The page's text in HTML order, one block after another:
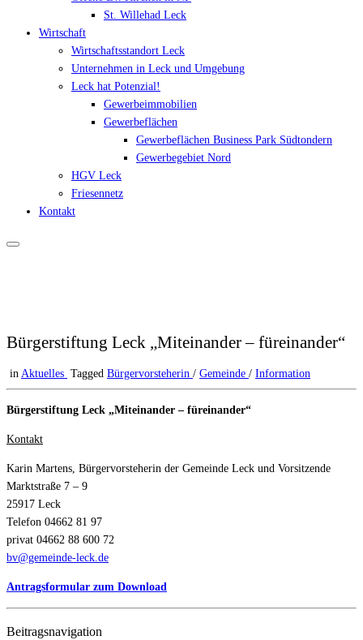
St. Willehad Leck
Wirtschaft
Wirtschaftsstandort Leck
Unternehmen in Leck und Umgebung
Leck hat Potenzial!
Gewerbeimmobilien
Gewerbeflächen
Gewerbeflächen Business Park Südtondern
Gewerbegebiet Nord
HGV Leck
Friesennetz
Kontakt
Bürgerstiftung Leck „Miteinander – füreinander“
in Aktuelles Tagged Bürgervorsteherin / Gemeinde / Information
Bürgerstiftung Leck „Miteinander – füreinander“
Kontakt
Karin Martens, Bürgervorsteherin der Gemeinde Leck und Vorsitzende
Marktstraße 7 – 9
25917 Leck
Telefon 04662 81 97
privat 04662 88 600 72
bv@gemeinde-leck.de
Antragsformular zum Download
Beitragsnavigation